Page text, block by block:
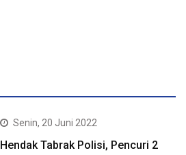
Senin, 20 Juni 2022
Hendak Tabrak Polisi, Pencuri 2